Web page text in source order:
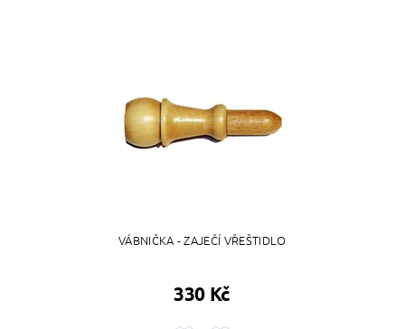
VÁBNIČKA - ZAJEČÍ VŘEŠTIDLO
330 Kč